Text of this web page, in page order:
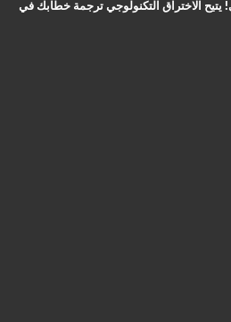
الاختراق التكنولوجي ترجمة خطابك في